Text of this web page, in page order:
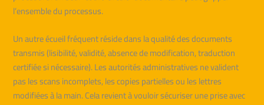
l’ensemble du processus.
Un autre écueil fréquent réside dans la qualité des documents
transmis (lisibilité, validité, absence de modification, traduction
certifiée si nécessaire). Les autorités administratives ne valident
pas les scans incomplets, les copies partielles ou les lettres
modifiées à la main. Cela revient à vouloir sécuriser une prise avec